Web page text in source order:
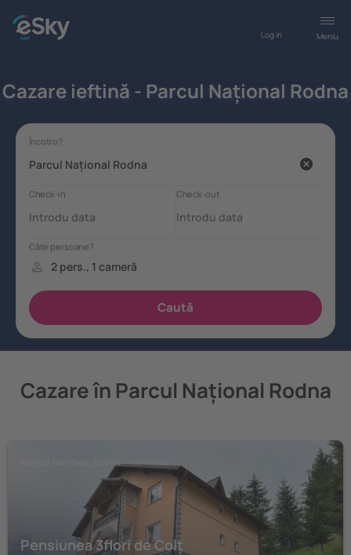
Meniu
Log in
Cazare ieftină - Parcul Național Rodna
Cazare în Parcul Național Rodna
PARCUL NAȚIONAL RODNA
Pensiunea 3flori de Colț